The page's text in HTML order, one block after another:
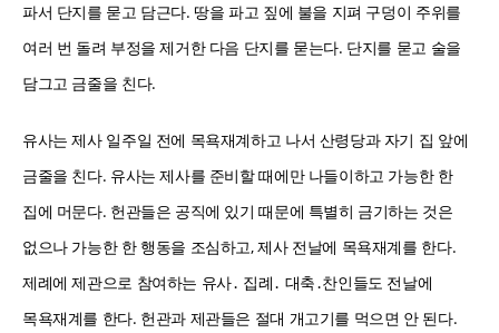
파서 단지를 묻고 담근다. 땅을 파고 짚에 불을 지펴 구덩이 주위를
여러 번 돌려 부정을 제거한 다음 단지를 묻는다. 단지를 묻고 술을
담그고 금줄을 친다.
유사는 제사 일주일 전에 목욕재계하고 나서 산령당과 자기 집 앞에
금줄을 친다. 유사는 제사를 준비할 때에만 나들이하고 가능한 한
집에 머문다. 헌관들은 공직에 있기 때문에 특별히 금기하는 것은
없으나 가능한 한 행동을 조심하고, 제사 전날에 목욕재계를 한다.
제례에 제관으로 참여하는 유사․ 집례․ 대축․찬인들도 전날에
목욕재계를 한다. 헌관과 제관들은 절대 개고기를 먹으면 안 된다.